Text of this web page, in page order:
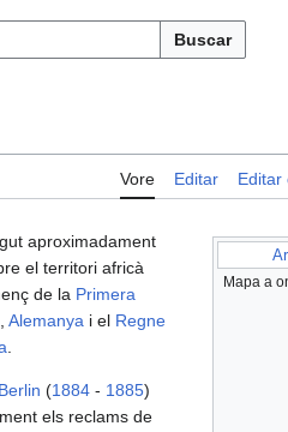
Buscar
Vore Editar Editar
Mapa a
aproximadament
el territori africà
de la Primera
Alemanya i el Regne
(1884 - 1885)
els reclams de